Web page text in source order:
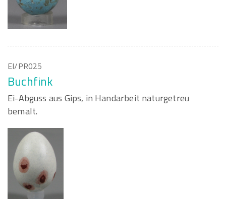
EI/PR025
Buchfink
Ei-Abguss aus Gips, in Handarbeit naturgetreu
bemalt.